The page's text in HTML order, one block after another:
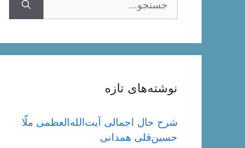
نوشته‌های تازه
شرح حال اجمالی آیت‌الله‌العظمی ملّا
حسین‌قلی همدانی